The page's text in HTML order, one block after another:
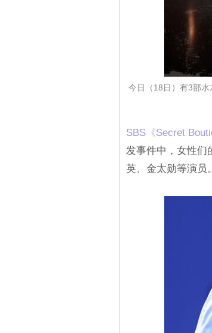
今日（18日）有3部
SBS《Secret
发事件中，女性们
英、金太勋等演员。